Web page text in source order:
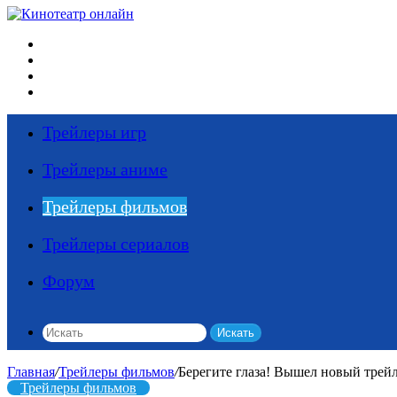
Трейлеры игр
Трейлеры аниме
Трейлеры фильмов
Трейлеры сериалов
Форум
Искать
Главная/Трейлеры фильмов/Берегите глаза! Вышел новый
Трейлеры фильмов